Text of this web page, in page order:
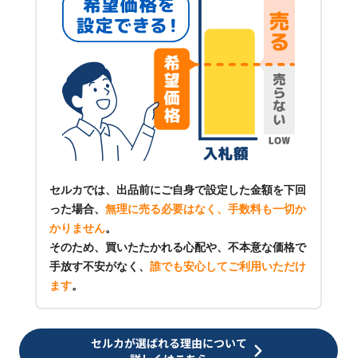
セルカでは、出品前にご自身で設定した金額を下回
った場合、 無理に売る必要はなく、手数料も一切か
かりません。
そのため、買いたたかれる心配や、不本意な価格で
手放す不安がなく、 誰でも安心してご利用いただけ
ます。
セルカが選ばれる理由について